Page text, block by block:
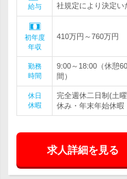
給与
社規定により決定
初年度
年収
410万円～760万円
勤務
時間
9:00～18:00（休憩
間）
休日
休暇
完全週休二日制(土
休み・年末年始休暇
求人詳細を見る